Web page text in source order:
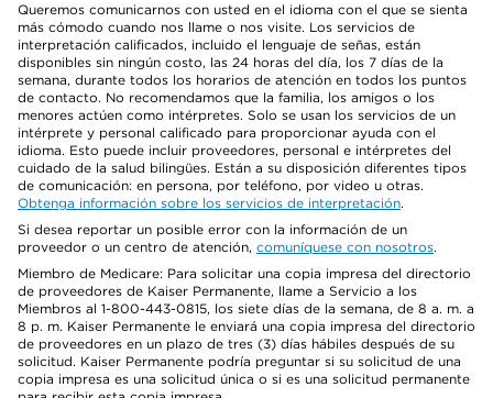
Queremos comunicarnos con usted en el idioma con el que se sienta
más cómodo cuando nos llame o nos visite. Los servicios de
interpretación calificados, incluido el lenguaje de señas, están
disponibles sin ningún costo, las 24 horas del día, los 7 días de la
semana, durante todos los horarios de atención en todos los puntos
de contacto. No recomendamos que la familia, los amigos o los
menores actúen como intérpretes. Solo se usan los servicios de un
intérprete y personal calificado para proporcionar ayuda con el
idioma. Esto puede incluir proveedores, personal e intérpretes del
cuidado de la salud bilingües. Están a su disposición diferentes tipos
de comunicación: en persona, por teléfono, por video u otras.
Obtenga información sobre los servicios de interpretación.
Si desea reportar un posible error con la información de un
proveedor o un centro de atención, comuníquese con nosotros.
Miembro de Medicare: Para solicitar una copia impresa del directorio
de proveedores de Kaiser Permanente, llame a Servicio a los
Miembros al 1-800-443-0815, los siete días de la semana, de 8 a. m. a
8 p. m. Kaiser Permanente le enviará una copia impresa del directorio
de proveedores en un plazo de tres (3) días hábiles después de su
solicitud. Kaiser Permanente podría preguntar si su solicitud de una
copia impresa es una solicitud única o si es una solicitud permanente